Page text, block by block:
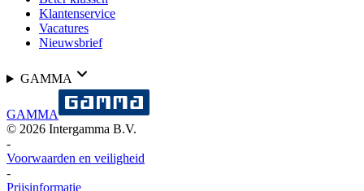
Klantenservice
Vacatures
Nieuwsbrief
GAMMA
GAMMA
© 2026 Intergamma B.V.
-
Voorwaarden en veiligheid
-
Prijsinformatie